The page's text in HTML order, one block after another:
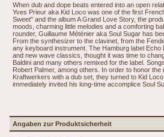
When dub and dope beats entered into an open
Yves Prieur aka Kid Loco was one of the first
Sweet" and the album A Grand Love Story, the
moods, charming little melodies and a comforting
rounder, Guillaume Méténier aka Soul Sugar has
From the synthesizer to the clavinet, from the
any keyboard instrument. The Hamburg label
and new wave classics, thought it was time to
Baldini and many others remixed for the label.
Robert Palmer, among others. In order to honor
Kraftwerkers with a dub set, they turned to Kid
immediately invited his long-time accomplice Soul
Angaben zur Produktsicherheit